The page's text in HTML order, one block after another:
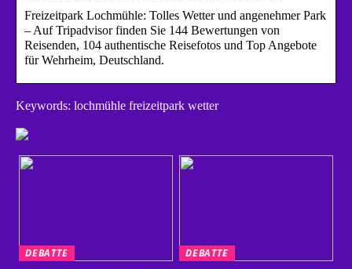
Freizeitpark Lochmühle: Tolles Wetter und angenehmer Park
– Auf Tripadvisor finden Sie 144 Bewertungen von
Reisenden, 104 authentische Reisefotos und Top Angebote
für Wehrheim, Deutschland.
Keywords: lochmühle freizeitpark wetter
DEBATTE
DEBATTE